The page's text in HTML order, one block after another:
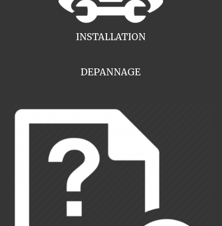
INSTALLATION
DEPANNAGE